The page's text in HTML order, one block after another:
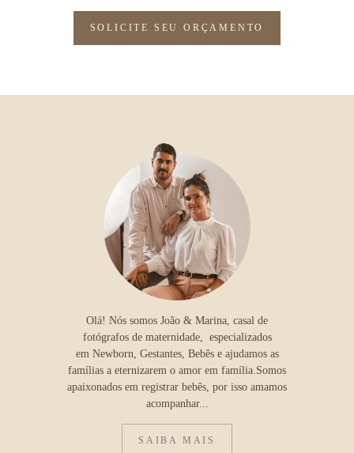
SOLICITE SEU ORÇAMENTO
Olá! Nós somos João & Marina, casal de
fotógrafos de maternidade, especializados
em Newborn, Gestantes, Bebês e ajudamos as
famílias a eternizarem o amor em família.Somos
apaixonados em registrar bebês, por isso amamos
acompanhar...
SAIBA MAIS